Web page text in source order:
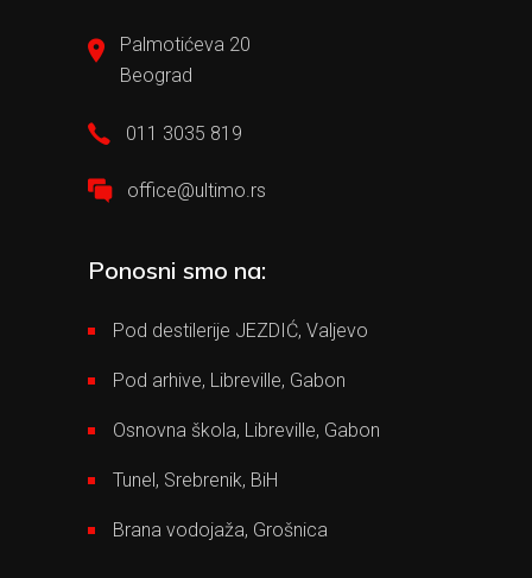
Palmotićeva 20
Beograd
011 3035 819
office@ultimo.rs
Ponosni smo na:
Pod destilerije JEZDIĆ, Valjevo
Pod arhive, Libreville, Gabon
Osnovna škola, Libreville, Gabon
Tunel, Srebrenik, BiH
Brana vodojaža, Grošnica